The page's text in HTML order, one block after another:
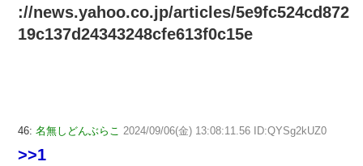
://news.yahoo.co.jp/articles/5e9fc524cd872
19c137d24343248cfe613f0c15e
46: 名無しどんぶらこ 2024/09/06(金) 13:08:11.56 ID:QYSg2kUZ0
>>1